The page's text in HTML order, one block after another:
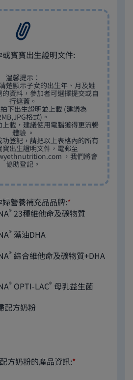
或寶寶出生證明文件:
溫馨提示：
楚顯示子女的出生年、月及姓
資料，參加者可選擇提交或自
行遮蓋。
下出生證明並上載 (建議為
格式)。
載，建議使用電腦獲得更流暢
體驗 。
登記，請把以上表格內的所有
出生證明文件，電郵至
，我們將會
協助登記。
營養補充品品牌:*
® 23種維他命及礦物質
® 藻油DHA
® 綜合維他命及礦物質+DHA
® OPTI-LAC® 母乳益生菌
配方奶粉
方奶粉的產品資訊:*